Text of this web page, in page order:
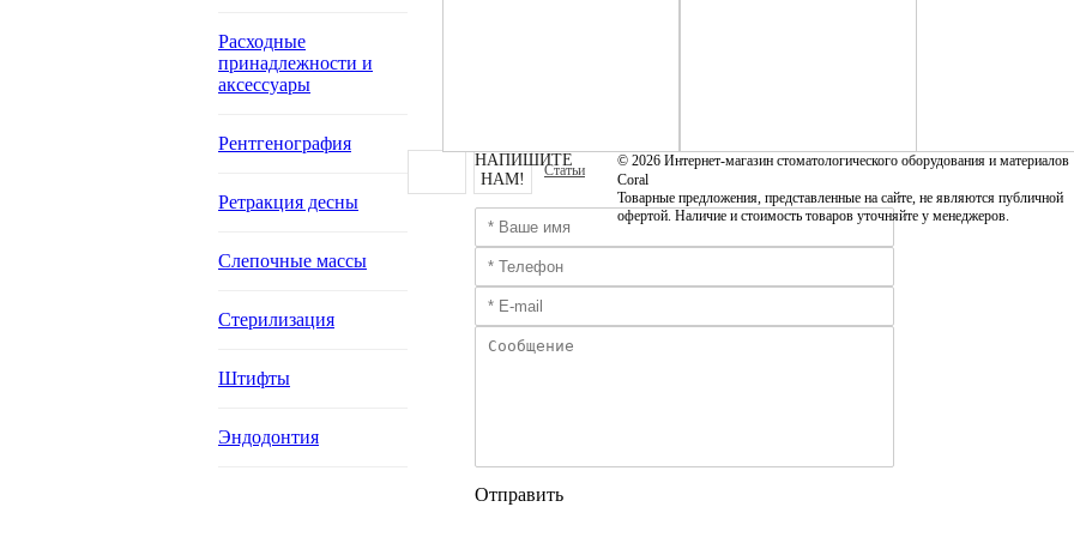
Расходные
принадлежности и
аксессуары
Рентгенография
Ретракция десны
Слепочные массы
Стерилизация
Штифты
Эндодонтия
НАПИШИТЕ
НАМ!
Отправить
Статьи
© 2026 Интернет-магазин стоматологического оборудования и материалов
Coral
Товарные предложения, представленные на сайте, не являются публичной
офертой. Наличие и стоимость товаров уточняйте у менеджеров.